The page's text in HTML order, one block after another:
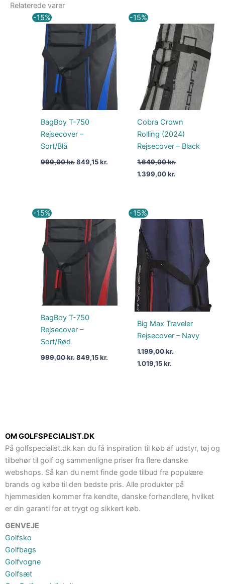
Relaterede varer
-15%
BagBoy T-750
Rejsecover –
Sort/Blå
999,00kr.
oprindelige
pris
var:
999,00 kr..
849,15kr.
aktuelle
pris
er:
849,15 kr..
-15%
Cobra Crown
Rolling (2024)
Rejsecover – Black
1.649,00kr.
Den
oprindelige
1.649,00 kr..
1.399,00kr.
aktuelle
pris
er:
1.399,00 kr..
-15%
BagBoy T-750
Rejsecover –
Sort/Rød
999,00kr.
oprindelige
pris
var:
999,00 kr..
849,15kr.
aktuelle
pris
er:
849,15 kr..
-15%
Big Max Traveler
Rejsecover – Navy
1.199,00kr.
Den
oprindelige
pris
var:
1.199,00 kr..
1.019,15kr.
aktuelle
1.019,15 kr..
OM GOLFSPECIALIST.DK
På golfspecialist.dk kan du få inspiration til køb af udstyr, tøj og
tilbehør til golf og sammenligne priser fra flere danske
webshops. Så kan du nemt finde gode tilbud fra populære
brands og købe til den bedste pris. Alle produkter på
hjemmesiden kommer fra kendte, danske forhandlere, hvilket
er din garanti for et trygt og sikkert køb.
GENVEJE
Golfsko
Golfbags
Golfvogne
Golfsæt